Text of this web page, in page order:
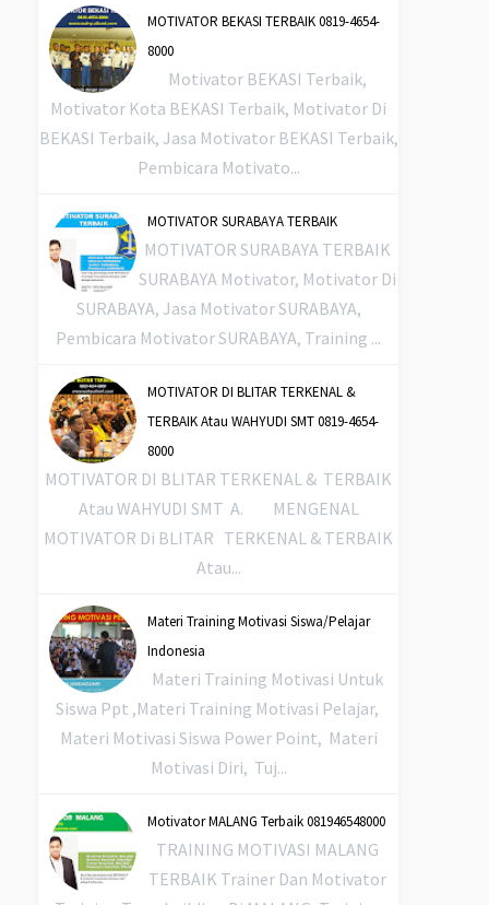
MOTIVATOR BEKASI TERBAIK 0819-4654-
8000
Motivator BEKASI Terbaik,
Motivator Kota BEKASI Terbaik, Motivator Di
BEKASI Terbaik, Jasa Motivator BEKASI Terbaik,
Pembicara Motivato...
MOTIVATOR SURABAYA TERBAIK
MOTIVATOR SURABAYA TERBAIK
SURABAYA Motivator, Motivator Di
SURABAYA, Jasa Motivator SURABAYA,
Pembicara Motivator SURABAYA, Training ...
MOTIVATOR DI BLITAR TERKENAL &
TERBAIK Atau WAHYUDI SMT 0819-4654-
8000
MOTIVATOR DI BLITAR TERKENAL & TERBAIK
Atau WAHYUDI SMT A. MENGENAL
MOTIVATOR Di BLITAR TERKENAL & TERBAIK
Atau...
Materi Training Motivasi Siswa/Pelajar
Indonesia
Materi Training Motivasi Untuk
Siswa Ppt ,Materi Training Motivasi Pelajar,
Materi Motivasi Siswa Power Point, Materi
Motivasi Diri, Tuj...
Motivator MALANG Terbaik 081946548000
TRAINING MOTIVASI MALANG
TERBAIK Trainer Dan Motivator